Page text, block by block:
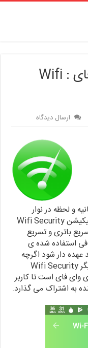
برنامه تست سرعت وای فای : Wifi
ارسال دیدگاه
و لحظه در نوار
وضعیت اندروید به نمایش گذارد. البته اپلیکیشن Wifi Security
باتری و تسریع
استفاده شده ی
عهده دار شود اگرچه
کاربرد اصلی آن نیست. قابلیت کاربردی دیگر Wifi Security
وای فای است تا کاربر
به اشتراک می گذارد.